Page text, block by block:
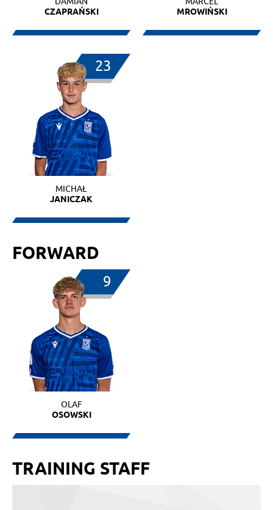
CZAPRAŃSKI MROWIŃSKI
23
MICHAŁ
JANICZAK
FORWARD
9
OLAF
OSOWSKI
TRAINING STAFF